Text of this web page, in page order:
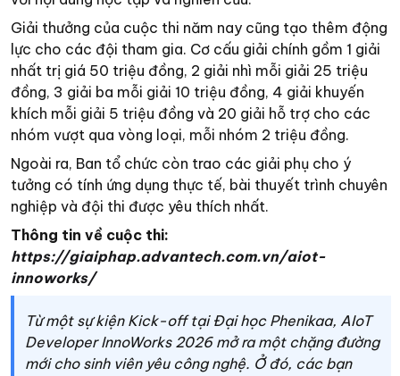
Giải thưởng của cuộc thi năm nay cũng tạo thêm động
lực cho các đội tham gia. Cơ cấu giải chính gồm 1 giải
nhất trị giá 50 triệu đồng, 2 giải nhì mỗi giải 25 triệu
đồng, 3 giải ba mỗi giải 10 triệu đồng, 4 giải khuyến
khích mỗi giải 5 triệu đồng và 20 giải hỗ trợ cho các
nhóm vượt qua vòng loại, mỗi nhóm 2 triệu đồng.
Ngoài ra, Ban tổ chức còn trao các giải phụ cho ý
tưởng có tính ứng dụng thực tế, bài thuyết trình chuyên
nghiệp và đội thi được yêu thích nhất.
Thông tin về cuộc thi:
https://giaiphap.advantech.com.vn/aiot-
innoworks/
Từ một sự kiện Kick-off tại Đại học Phenikaa, AIoT
Developer InnoWorks 2026 mở ra một chặng đường
mới cho sinh viên yêu công nghệ. Ở đó, các bạn